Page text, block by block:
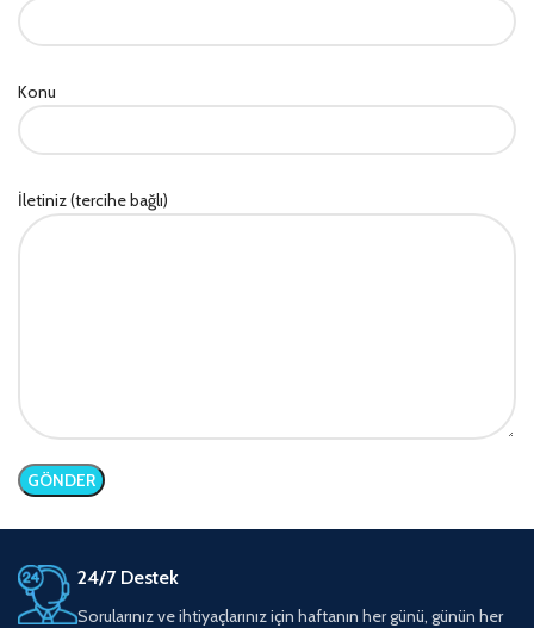
Konu
İletiniz (tercihe bağlı)
24/7 Destek
Sorularınız ve ihtiyaçlarınız için haftanın her günü, günün her